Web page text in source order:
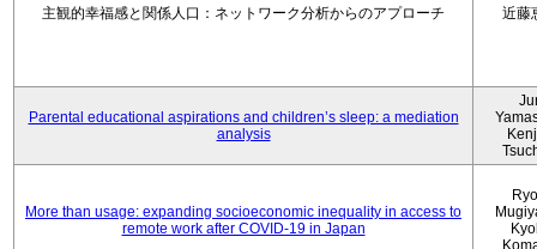
主観的幸福感と関係人口：ネットワーク分析からのアプローチ 近藤
Parental educational aspirations and children’s sleep: a mediation
analysis
More than usage: expanding socioeconomic inequality in access to
remote work after COVID-19 in Japan